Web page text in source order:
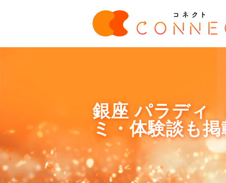
銀座 パラディ
ミ・体験談も掲